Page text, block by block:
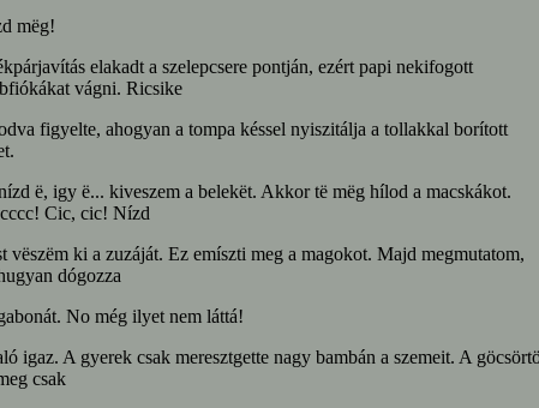
mëg!
elakadt a szelepcsere pontján, ezért papi nekifogott
vágni. Ricsike
figyelte, ahogyan a tompa késsel nyiszitálja a tollakkal borított
ë, igy ë... kiveszem a belekët. Akkor të mëg hílod a macskákot.
Cic, cic! Nízd
vëszëm ki a zuzáját. Ez emíszti meg a magokot. Majd megmutatom,
dógozza
No még ilyet nem láttá!
igaz. A gyerek csak meresztgette nagy bambán a szemeit. A
csak